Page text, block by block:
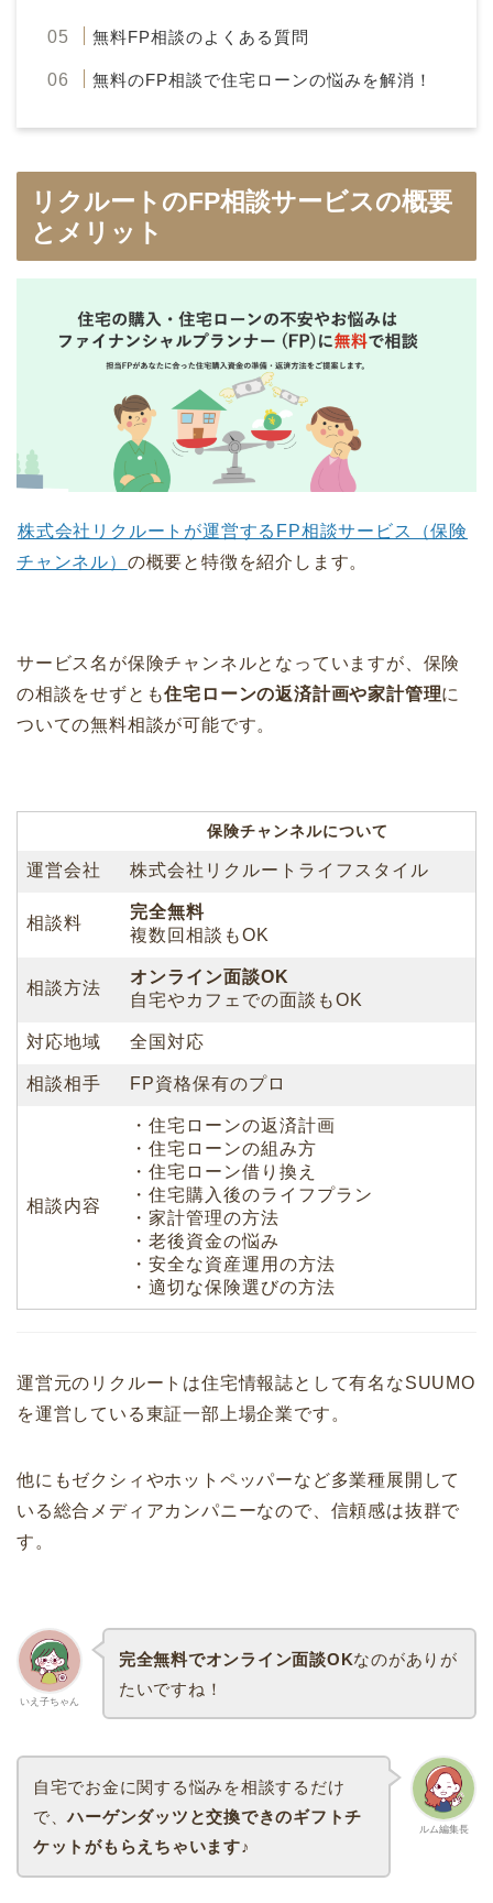
無料FP相談のよくある質問
無料のFP相談で住宅ローンの悩みを解消！
リクルートのFP相談サービスの概要
とメリット
株式会社リクルートが運営するFP相談サービス（保険
チャンネル） の概要と特徴を紹介します。
サービス名が保険チャンネルとなっていますが、保険
の相談をせずとも住宅ローンの返済計画や家計管理に
ついての無料相談が可能です。
保険チャンネルについて
運営会社 株式会社リクルートライフスタイル
相談料
完全無料
複数回相談もOK
相談方法
オンライン面談OK
自宅やカフェでの面談もOK
対応地域 全国対応
相談相手 FP資格保有のプロ
相談内容
・住宅ローンの返済計画
・住宅ローンの組み方
・住宅ローン借り換え
・住宅購入後のライフプラン
・家計管理の方法
・老後資金の悩み
・安全な資産運用の方法
・適切な保険選びの方法
運営元のリクルートは住宅情報誌として有名なSUUMO
を運営している東証一部上場企業です。
他にもゼクシィやホットペッパーなど多業種展開して
いる総合メディアカンパニーなので、信頼感は抜群で
す。
いえ子ちゃん
完全無料でオンライン面談OKなのがありが
たいですね！
ルム編集長
自宅でお金に関する悩みを相談するだけ
で、ハーゲンダッツと交換できのギフトチ
ケットがもらえちゃいます♪